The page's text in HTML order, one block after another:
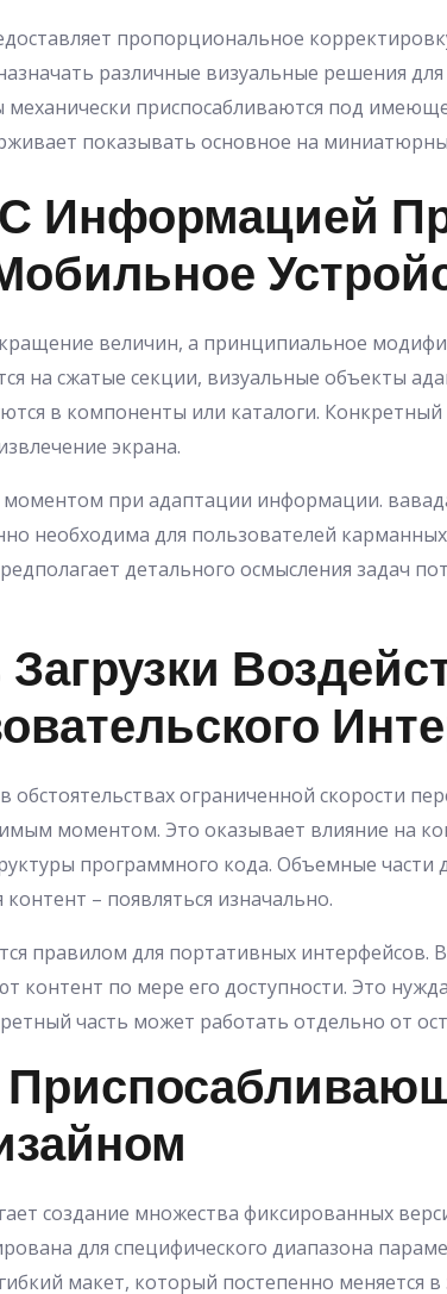
пропорциональное
различные визуальные решения
приспосабливаются под
показывать основное на
Информацией
величин, а принципиальное
на сжатые секции, визуальные объекты
в компоненты или каталоги. Конкретный
экрана.
при адаптации информации.
необходима для пользователей
детального осмысления задач
ограниченной скорости
моментом. Это оказывает влияние на
программного кода. Объемные части
– появляться изначально.
правилом для портативных интерфейсов.
контент по мере его доступности. Это
часть может работать отдельно от
создание множества фиксированных
для специфического диапазона
макет, который постепенно меняется